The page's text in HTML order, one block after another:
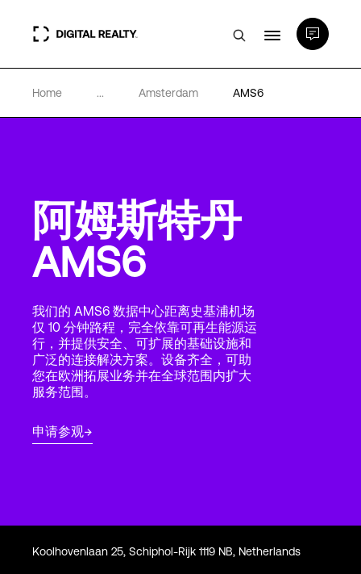
数据中心
合作伙伴
专业知识和资源
关于
Language
登录
Home ... Amsterdam AMS6
阿姆斯特丹
AMS6
我们的 AMS6 数据中心距离史基浦机场
仅 10 分钟路程，完全依靠可再生能源运
行，并提供安全、可扩展的基础设施和
广泛的连接解决方案。设备齐全，可助
您在欧洲拓展业务并在全球范围内扩大
服务范围。
申请参观
Koolhovenlaan 25, Schiphol-Rijk 1119 NB, Netherlands